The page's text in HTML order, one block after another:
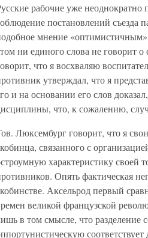
рабочие уже неоднократно
постановлений съезда
мнение
ни единого слова не говорит
что я восхваляю
утверждал, что я
и на основании его слов
что, к сожалению,
Люксембург говорит, что я
связанного с
характеристику своей
Опять фактическая
Аксельрод первый
великой французской
в том смысле, что